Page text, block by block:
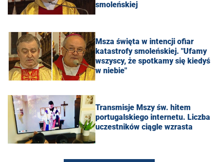
smoleńskiej
Msza święta w intencji ofiar
katastrofy smoleńskiej. "Ufamy
wszyscy, że spotkamy się kiedyś
w niebie"
Transmisje Mszy św. hitem
portugalskiego internetu. Liczba
uczestników ciągle wzrasta